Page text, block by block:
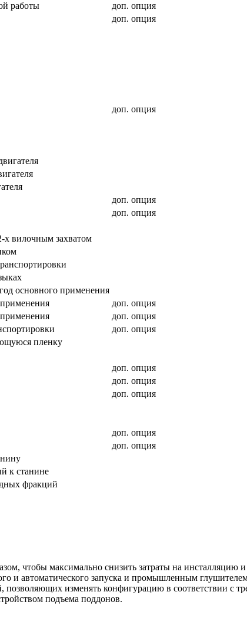
работы
доп. опция
доп. опция
доп. опция
доп. опция
доп. опция
вилочным захватом
основного применения
доп. опция
доп. опция
доп. опция
пленку
доп. опция
доп. опция
доп. опция
доп. опция
доп. опция
к станине
фракций
чтобы максимально снизить затраты на
и автоматического запуска и промышленным
изменять конфигурацию в соответствии с
подъема поддонов.